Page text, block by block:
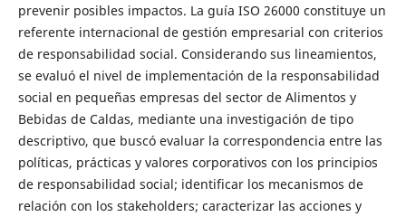
prevenir posibles impactos. La guía ISO 26000 constituye un
referente internacional de gestión empresarial con criterios
de responsabilidad social. Considerando sus lineamientos,
se evaluó el nivel de implementación de la responsabilidad
social en pequeñas empresas del sector de Alimentos y
Bebidas de Caldas, mediante una investigación de tipo
descriptivo, que buscó evaluar la correspondencia entre las
políticas, prácticas y valores corporativos con los principios
de responsabilidad social; identificar los mecanismos de
relación con los stakeholders; caracterizar las acciones y